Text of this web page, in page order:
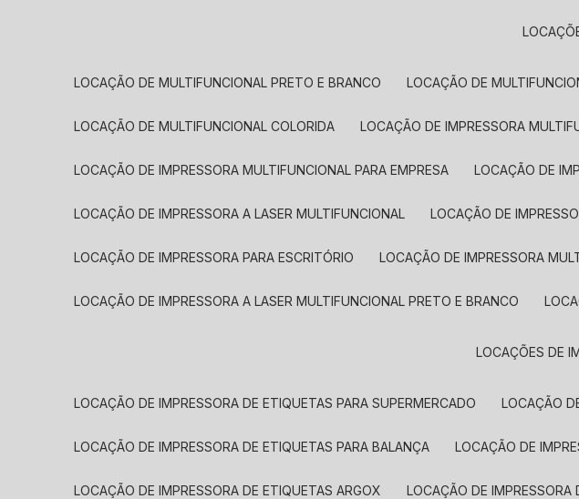
LOCAÇÃO DE MULTIFUNCIONAL PRETO E BRANCO LOCAÇÃO DE
LOCAÇÃO DE MULTIFUNCIONAL COLORIDA LOCAÇÃO DE IMPRESSORA
LOCAÇÃO DE IMPRESSORA MULTIFUNCIONAL PARA EMPRESA LOCAÇÃO DE
LOCAÇÃO DE IMPRESSORA A LASER MULTIFUNCIONAL LOCAÇÃO DE
LOCAÇÃO DE IMPRESSORA PARA ESCRITÓRIO LOCAÇÃO DE IMPRESSORA
LOCAÇÃO DE IMPRESSORA A LASER MULTIFUNCIONAL PRETO E BRANCO
LOCAÇÕES DE
LOCAÇÃO DE IMPRESSORA DE ETIQUETAS PARA SUPERMERCADO LOCAÇÃO
LOCAÇÃO DE IMPRESSORA DE ETIQUETAS PARA BALANÇA LOCAÇÃO DE
LOCAÇÃO DE IMPRESSORA DE ETIQUETAS ARGOX LOCAÇÃO DE